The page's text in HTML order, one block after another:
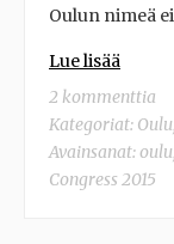
Oulun nimeä
Lue lisää
2 kommenttia
Kategoriat: Oulu,
Avainsanat:oulu,
Congress 2015